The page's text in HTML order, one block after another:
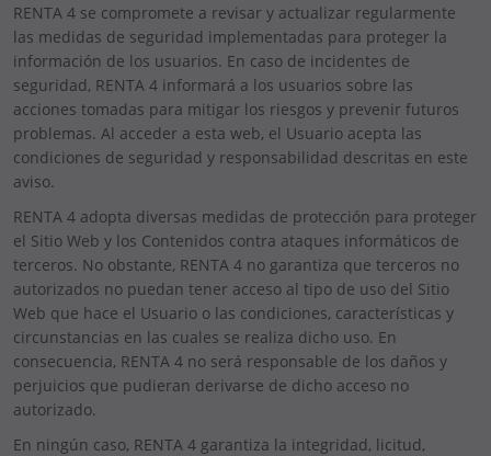
RENTA 4 se compromete a revisar y actualizar regularmente
las medidas de seguridad implementadas para proteger la
información de los usuarios. En caso de incidentes de
seguridad, RENTA 4 informará a los usuarios sobre las
acciones tomadas para mitigar los riesgos y prevenir futuros
problemas. Al acceder a esta web, el Usuario acepta las
condiciones de seguridad y responsabilidad descritas en este
aviso.
RENTA 4 adopta diversas medidas de protección para proteger
el Sitio Web y los Contenidos contra ataques informáticos de
terceros. No obstante, RENTA 4 no garantiza que terceros no
autorizados no puedan tener acceso al tipo de uso del Sitio
Web que hace el Usuario o las condiciones, características y
circunstancias en las cuales se realiza dicho uso. En
consecuencia, RENTA 4 no será responsable de los daños y
perjuicios que pudieran derivarse de dicho acceso no
autorizado.
En ningún caso, RENTA 4 garantiza la integridad, licitud,